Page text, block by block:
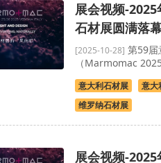
展会视频-
石材展圆满落
[2025-10-28] 第59届
（Marmomac
意大利石材展
意大
维罗纳石材展
展会视频-